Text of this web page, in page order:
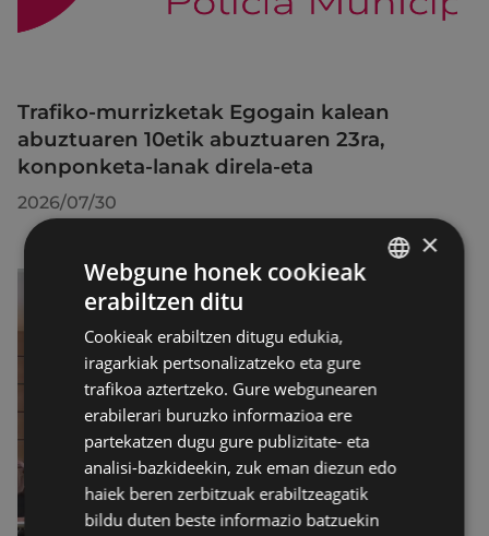
Trafiko-murrizketak Egogain kalean
abuztuaren 10etik abuztuaren 23ra,
konponketa-lanak direla-eta
2026/07/30
×
Webgune honek cookieak
erabiltzen ditu
Cookieak erabiltzen ditugu edukia,
iragarkiak pertsonalizatzeko eta gure
trafikoa aztertzeko. Gure webgunearen
erabilerari buruzko informazioa ere
partekatzen dugu gure publizitate- eta
analisi-bazkideekin, zuk eman diezun edo
haiek beren zerbitzuak erabiltzeagatik
bildu duten beste informazio batzuekin